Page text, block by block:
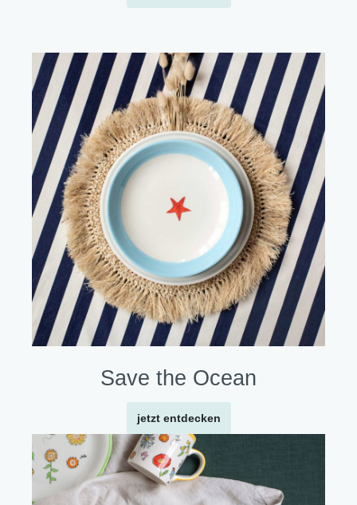
Save the Ocean
jetzt entdecken